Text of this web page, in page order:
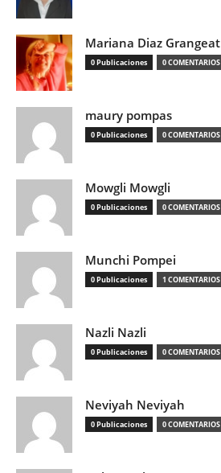
Mariana Diaz Grangeat
0 Publicaciones 0 COMENTARIOS
maury pompas
0 Publicaciones 0 COMENTARIOS
Mowgli Mowgli
0 Publicaciones 0 COMENTARIOS
Munchi Pompei
0 Publicaciones 1 COMENTARIOS
Nazli Nazli
0 Publicaciones 0 COMENTARIOS
Neviyah Neviyah
0 Publicaciones 0 COMENTARIOS